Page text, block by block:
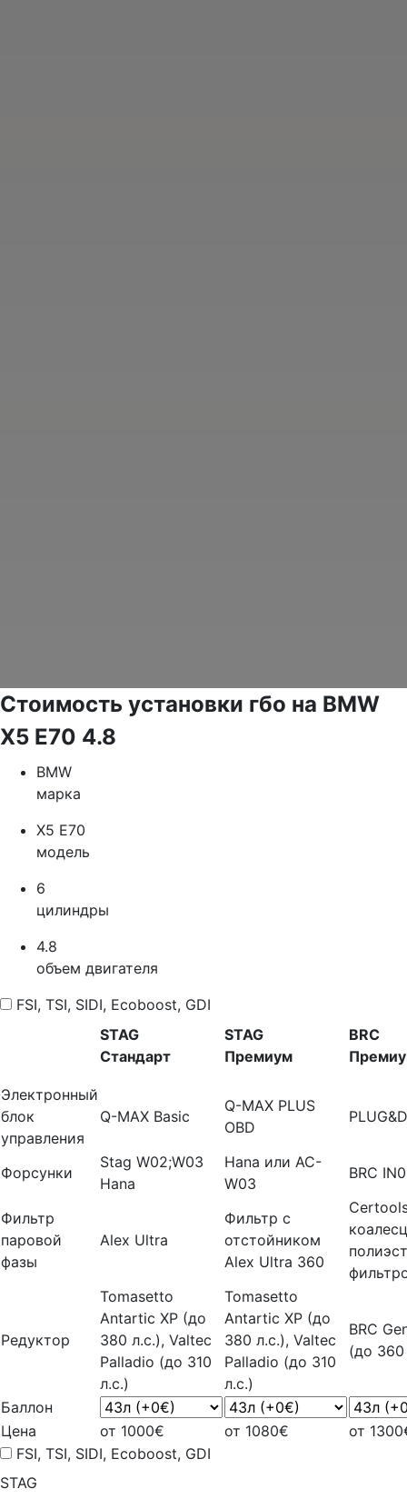
Стоимость установки гбо на BMW
X5 E70 4.8
BMW
марка
X5 E70
модель
6
цилиндры
4.8
объем двигателя
FSI, TSI, SIDI, Ecoboost, GDI
STAG
Стандарт
STAG
Премиум
BRC
Электронный
блок
управления
Q-MAX Basic
Q-MAX PLUS
OBD
Форсунки
Stag W02;W03
Hana
Hana или AC-
W03
BRC
Фильтр
паровой
фазы
Alex Ultra
Фильтр с
отстойником
Alex Ultra 360
Редуктор
Tomasetto
Antartic XP (до
380 л.с.), Valtec
Palladio (до 310
л.с.)
Tomasetto
Antartic XP (до
380 л.с.), Valtec
Palladio (до 310
л.с.)
BRC
(до 360
Баллон
Цена
от 1000€ от 1080€
от
FSI, TSI, SIDI, Ecoboost, GDI
STAG